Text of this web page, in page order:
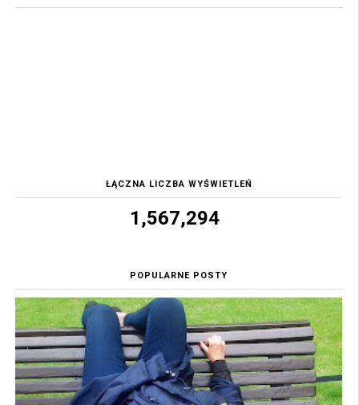
ŁĄCZNA LICZBA WYŚWIETLEŃ
1,567,294
POPULARNE POSTY